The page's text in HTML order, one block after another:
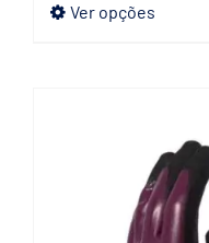
Ver opçõesEste
As
opções